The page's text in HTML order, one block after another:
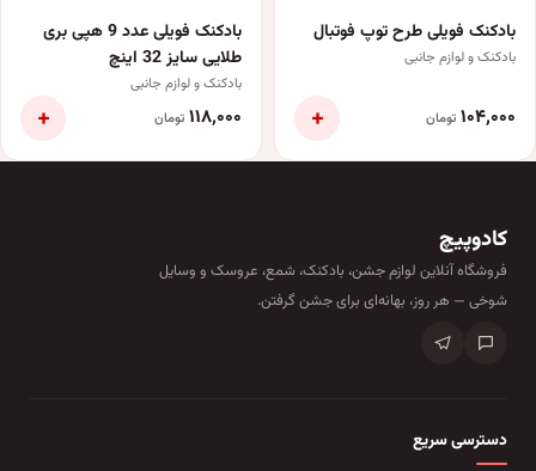
بادکنک فویلی طرح توپ فوتبال
بادکنک و لوازم جانبی
۱۰۴٬۰۰۰ تومان +
بادکنک فویلی عدد 9 هپی بری
طلایی سایز 32 اینچ
بادکنک و لوازم جانبی
۱۱۸٬۰۰۰ تومان +
کادوپیچ
فروشگاه آنلاین لوازم جشن، بادکنک، شمع، عروسک و وسایل
شوخی — هر روز، بهانه‌ای برای جشن گرفتن.
دسترسی سریع